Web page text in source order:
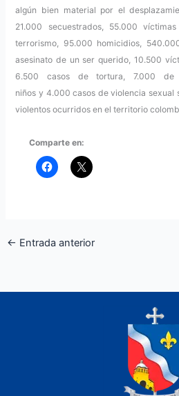
algún bien material por el
21.000 secuestrados, 55.000
terrorismo, 95.000 homicidios,
asesinato de un ser querido, 10.500
6.500 casos de tortura, 7.000 de
niños y 4.000 casos de violencia sexual
violentos ocurridos en el territorio
Comparte en:
← Entrada anterior